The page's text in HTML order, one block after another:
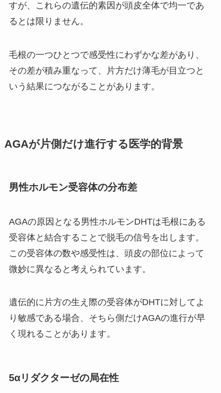
すが、これらの遺伝的素因が頭皮全体で均一であ
るとは限りません。
毛根の一つひとつで感受性にわずかな差があり、
その差が積み重なって、片方だけ薄毛が目立つと
いう結果につながることがあります。
AGAが片側だけ進行する医学的背景
男性ホルモン受容体の分布差
AGAの原因となる男性ホルモンDHTは毛根にある
受容体と結合することで脱毛の信号を出します。
この受容体の数や感受性は、頭皮の部位によって
微妙に異なると考えられています。
遺伝的に片方の生え際の受容体がDHTに対してよ
り敏感である場合、そちら側だけAGAの進行が早
く現れることがあります。
5αリダクターゼの局在性